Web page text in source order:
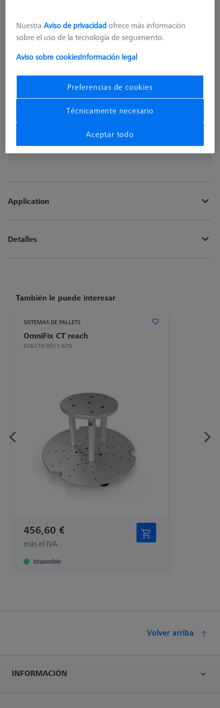
1.086,00 €
Hecho a medida
Añadir a la cesta
Application
Detalles
También le puede interesar
SISTEMAS DE PALLETS
OmniFix CT reach
626170-0011-670
456,60 €
más el IVA
Disponible
Volver arriba
INFORMACIÓN
NuestraAviso de privacidadofrece más información
sobre el uso de la tecnología de seguimiento.
Aviso sobre cookiesInformación legal
Preferencias de cookies
Técnicamente necesario
Aceptar todo